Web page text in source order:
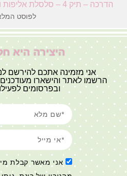
הדרכה – תיק 4 – סלסלת אליפות ומתכון לעוגיות מנדלברוייט
לפוסט
היצירה היא
אני מזמינה אתכם להירשם
הרשמו לאתר והישארו
ובפרסומים
אני מאשר קבלת